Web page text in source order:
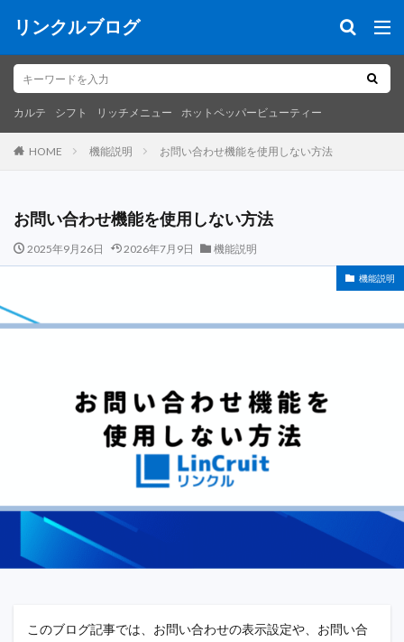
リンクルブログ
カルテ シフト リッチメニュー ホットペッパービューティー
HOME 機能説明 お問い合わせ機能を使用しない方法
お問い合わせ機能を使用しない方法
2025年9月26日 2026年7月9日 機能説明
機能説明
このブログ記事では、お問い合わせの表示設定や、お問い合
キーワード